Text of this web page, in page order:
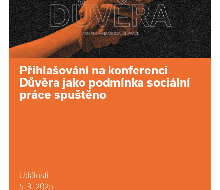
Přihlašování na konferenci
Důvěra jako podmínka sociální
práce spuštěno
Události
5. 3. 2025